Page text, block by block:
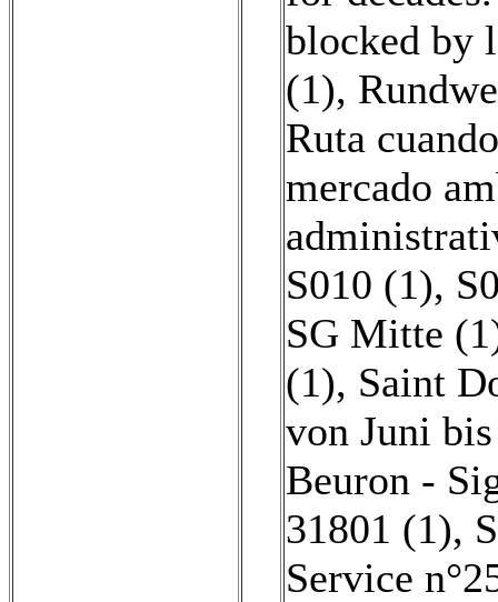
blocked by
(1),
Ruta
mercado
S010 (1),
SG Mitte
(1), Saint
von Juni
Beuron -
31801 (1),
Service